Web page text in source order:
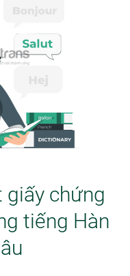
giấy chứng
tiếng Hàn